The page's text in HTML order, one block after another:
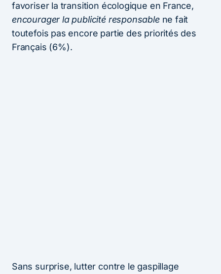
favoriser la transition écologique en France,
encourager la publicité responsablene fait
toutefois pas encore partie des priorités des
Français (6%).
Sans surprise, lutter contre le gaspillage